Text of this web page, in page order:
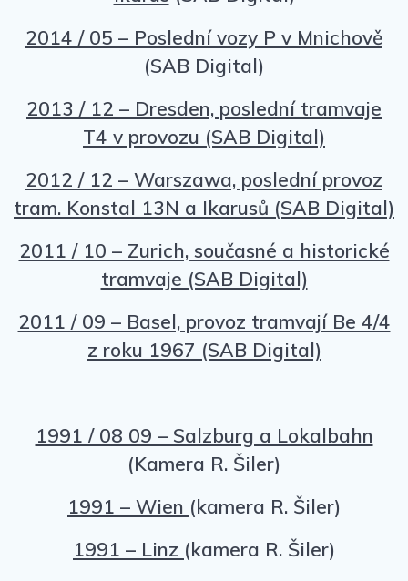
2014 / 05 – Poslední vozy P v Mnichově
(SAB Digital)
2013 / 12 – Dresden, poslední tramvaje
T4 v provozu (SAB Digital)
2012 / 12 – Warszawa, poslední provoz
tram. Konstal 13N a Ikarusů (SAB Digital)
2011 / 10 – Zurich, současné a historické
tramvaje (SAB Digital)
2011 / 09 – Basel, provoz tramvají Be 4/4
z roku 1967 (SAB Digital)
1991 / 08 09 – Salzburg a Lokalbahn
(Kamera R. Šiler)
1991 – Wien (kamera R. Šiler)
1991 – Linz (kamera R. Šiler)